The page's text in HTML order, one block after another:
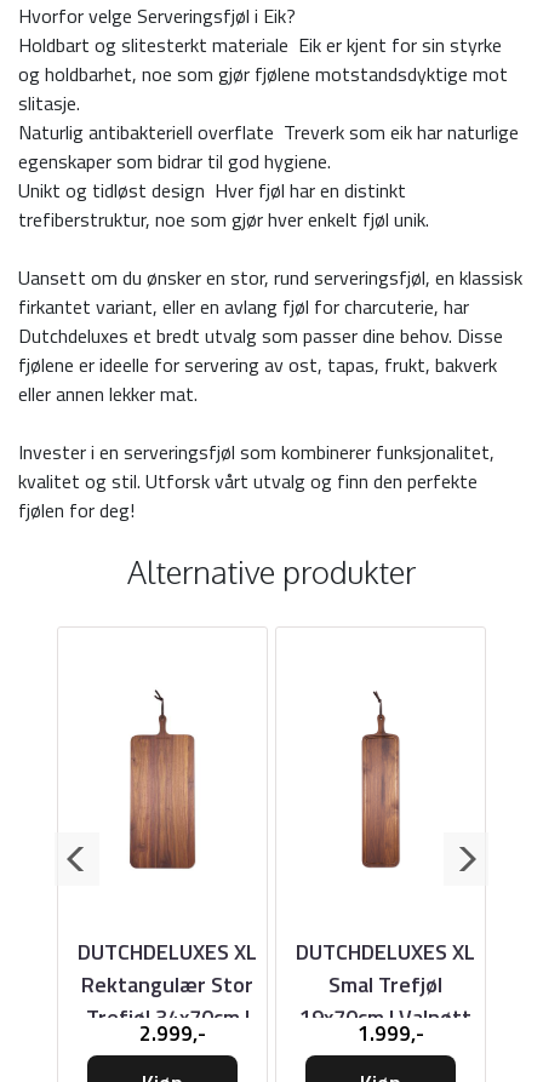
Hvorfor velge Serveringsfjøl i Eik?
Holdbart og slitesterkt materiale  Eik er kjent for sin styrke
og holdbarhet, noe som gjør fjølene motstandsdyktige mot
slitasje.
Naturlig antibakteriell overflate  Treverk som eik har naturlige
egenskaper som bidrar til god hygiene.
Unikt og tidløst design  Hver fjøl har en distinkt
trefiberstruktur, noe som gjør hver enkelt fjøl unik.
Uansett om du ønsker en stor, rund serveringsfjøl, en klassisk
firkantet variant, eller en avlang fjøl for charcuterie, har
Dutchdeluxes et bredt utvalg som passer dine behov. Disse
fjølene er ideelle for servering av ost, tapas, frukt, bakverk
eller annen lekker mat.
Invester i en serveringsfjøl som kombinerer funksjonalitet,
kvalitet og stil. Utforsk vårt utvalg og finn den perfekte
fjølen for deg!
Alternative produkter
DUTCHDELUXES XL
Rektangulær Stor
Trefjøl 34x70cm |
Valnøtt
2.999,-
DUTCHDELUXES XL
Smal Trefjøl
19x70cm | Valnøtt
1.999,-